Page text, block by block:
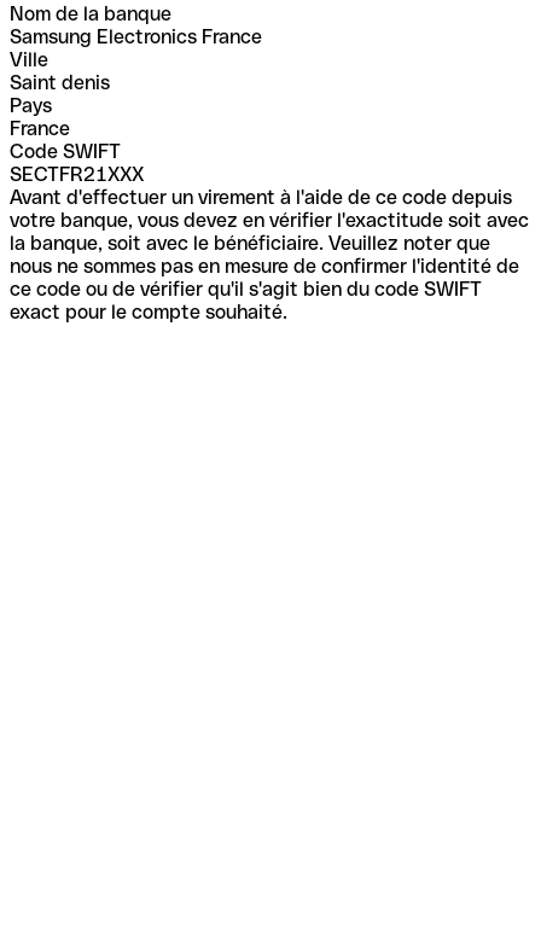
Nom de la banque
Samsung Electronics France
Ville
Saint denis
Pays
France
Code SWIFT
SECTFR21XXX
Avant d'effectuer un virement à l'aide de ce code depuis
votre banque, vous devez en vérifier l'exactitude soit avec
la banque, soit avec le bénéficiaire. Veuillez noter que
nous ne sommes pas en mesure de confirmer l'identité de
ce code ou de vérifier qu'il s'agit bien du code SWIFT
exact pour le compte souhaité.